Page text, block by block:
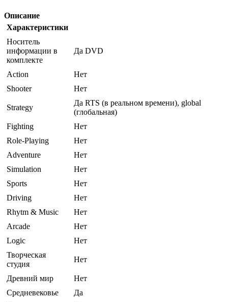
Описание
Характеристики
Носитель
информации в
комплекте
Да DVD
Action
Нет
Shooter
Нет
Strategy
Да RTS (в реальном времени), global
(глобальная)
Fighting
Нет
Role-Playing
Нет
Adventure
Нет
Simulation
Нет
Sports
Нет
Driving
Нет
Rhytm & Music
Нет
Arcade
Нет
Logic
Нет
Творческая
студия
Нет
Древний мир
Нет
Средневековье
Да